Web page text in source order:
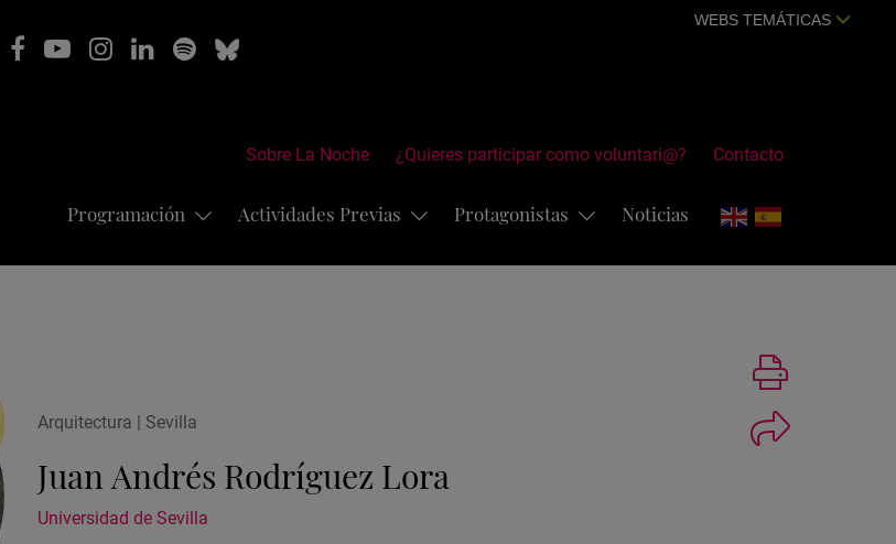
WEBS TEMÁTICAS
Sobre La Noche ¿Quieres participar como voluntari@? Contacto
Programación Actividades Previas Protagonistas Noticias
Arquitectura | Sevilla
Juan Andrés Rodríguez Lora
Universidad de Sevilla